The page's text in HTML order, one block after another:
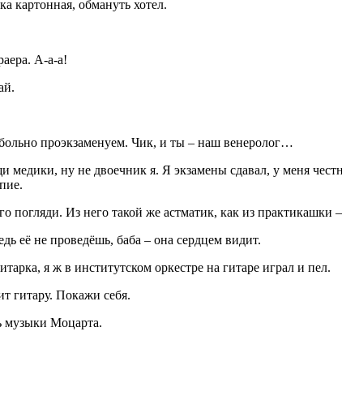
картонная, обмануть хотел.
А-а-а!
проэкзаменуем. Чик, и ты – наш венеролог…
медики, ну не двоечник я. Я экзамены сдавал, у меня
погляди. Из него такой же астматик, как из практикашки
её не проведёшь, баба – она сердцем видит.
я ж в институтском оркестре на гитаре играл и пел.
гитару. Покажи себя.
музыки Моцарта.